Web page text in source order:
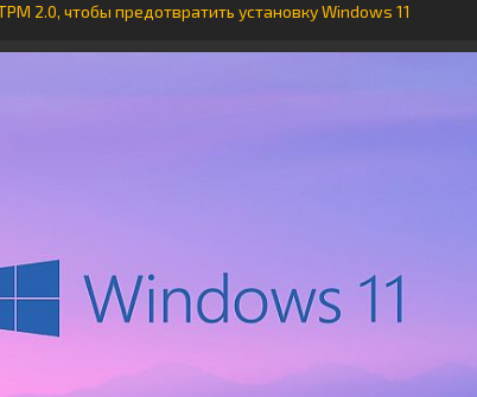
2.0, чтобы предотвратить установку Windows 11